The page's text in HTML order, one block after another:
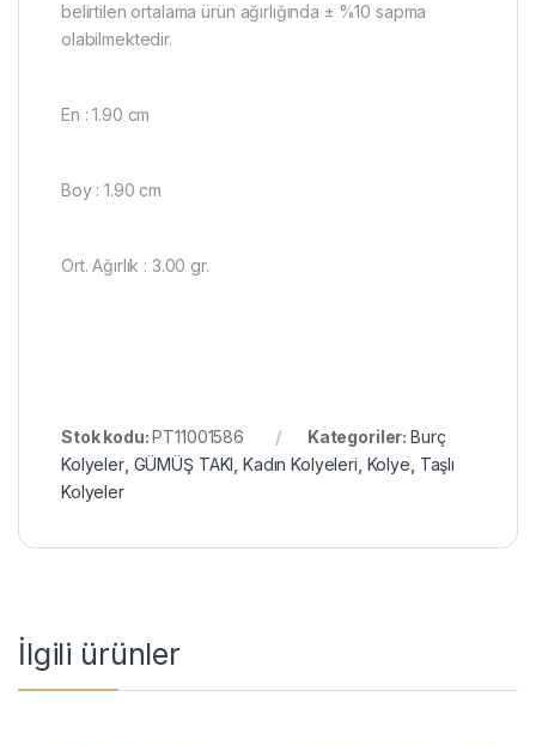
belirtilen ortalama ürün ağırlığında ± %10 sapma
olabilmektedir.
En : 1.90 cm
Boy : 1.90 cm
Ort. Ağırlık : 3.00 gr.
Stok kodu:PT11001586 Kategoriler: Burç
Kolyeler, GÜMÜŞ TAKI Kadın Kolyeleri Kolye Taşlı
Kolyeler
İlgili ürünler